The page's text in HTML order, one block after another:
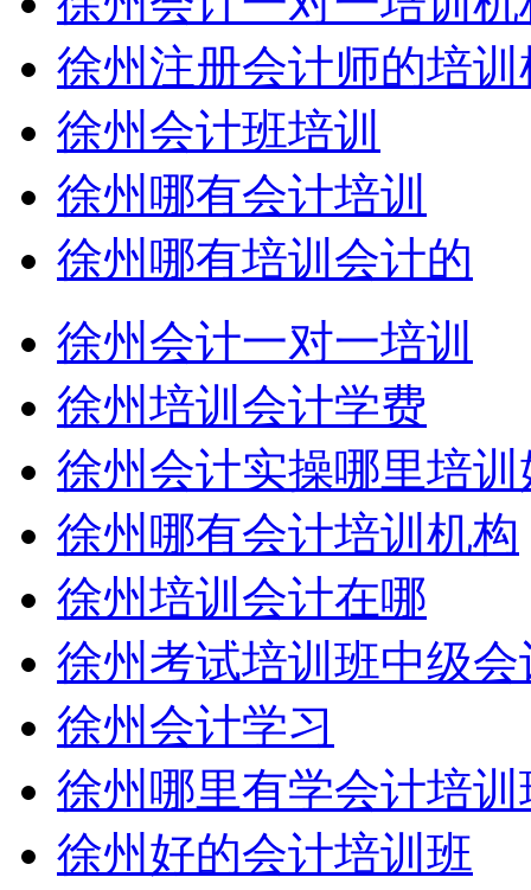
徐州注册会计师的培
徐州会计班培训
徐州哪有会计培训
徐州哪有培训会计的
徐州会计一对一培训
徐州培训会计学费
徐州会计实操哪里培训
徐州哪有会计培训机构
徐州培训会计在哪
徐州考试培训班中级会
徐州会计学习
徐州哪里有学会计培训
徐州好的会计培训班